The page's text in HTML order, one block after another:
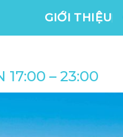
GIỚI THIỆU
17:00 – 23:00